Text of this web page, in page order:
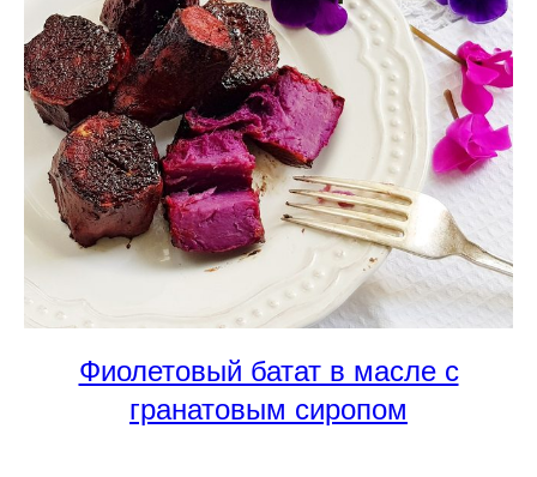
Фиолетовый батат в масле с
гранатовым сиропом